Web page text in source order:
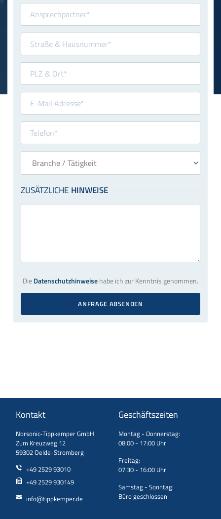
DieDatenschutzhinweisehabe ich zur Kenntnis genommen.
ANFRAGE ABSENDEN
Kontakt
Norsonic-Tippkemper GmbH
Zum Kreuzweg 12
59302 Oelde-Stromberg
+49 2529 93010
+49 2529 930149
info@tippkemper.de
Geschäftszeiten
Montag - Donnerstag:
08:00 - 17:00 Uhr
Freitag:
07:30 - 16:00 Uhr
Samstag - Sonntag:
Büro geschlossen